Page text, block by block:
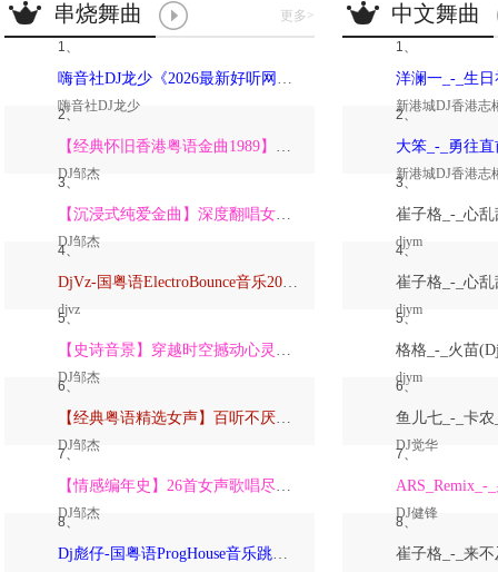
串烧舞曲 更多>
1、
嗨音社DJ龙少《2026最新好听网络伤感歌曲推荐·深爱过的人一生惦记》
嗨音社DJ龙少
2、
【经典怀旧香港粤语金曲1989】高潮版【DJ邹杰】
DJ邹杰
3、
【沉浸式纯爱金曲】深度翻唱女声版【DJ邹杰】_
DJ邹杰
4、
DjVz-国粤语ElectroBounce音乐2026讲不出再见怀旧版蹦迪跳舞大碟
djvz
5、
【史诗音景】穿越时空撼动心灵的管弦乐【DJ邹杰】
DJ邹杰
6、
【经典粤语精选女声】百听不厌深度翻唱版【DJ邹杰】_
DJ邹杰
7、
【情感编年史】26首女声歌唱尽从暗恋到放下的全部【DJ邹杰】
DJ邹杰
8、
Dj彪仔-国粤语ProgHouse音乐跳舞街vs心要让你听见串烧Vol.39
中文舞曲
1、
新港城DJ香港志
2、
新港城DJ香港志
3、
djym
4、
djym
5、
djym
6、
DJ觉华
7、
DJ健锋
8、